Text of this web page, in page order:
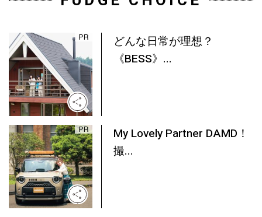
どんな日常が理想？
《BESS》...
My Lovely Partner DAMD！
撮...